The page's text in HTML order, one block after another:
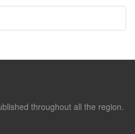
throughout all the region.